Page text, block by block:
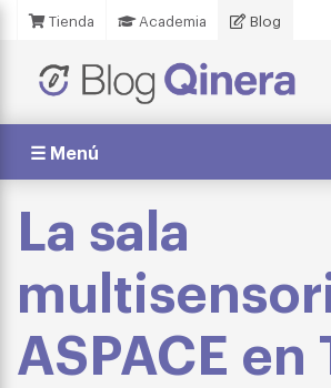
Tienda Academia Blog
☰ Menú
La sala
ASPACE en